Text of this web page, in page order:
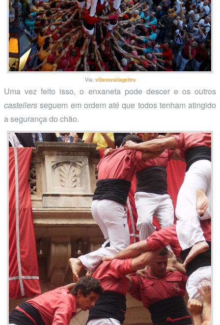
Via: vilanovailageltru
Uma vez feito isso, o enxaneta pode descer e os outros
castellers seguem em ordem até que todos tenham atingido
a segurança do chão.